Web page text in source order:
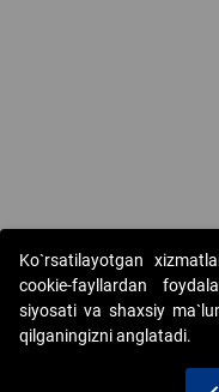
Copyright © 2017-2026.
AJ. Barcha huquqlar
Ko`rsatilayotgan
cookie-fayllardan
siyosati va shaxsiy
qilganingizni anglatadi.